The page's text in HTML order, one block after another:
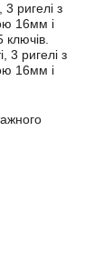
3 ригелі з
16мм і
3 ригелі з
16мм і